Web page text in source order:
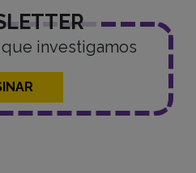
investigamos